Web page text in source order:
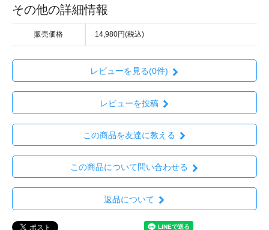
その他の詳細情報
販売価格 14,980円(税込)
レビューを見る(0件)
レビューを投稿
この商品を友達に教える
この商品について問い合わせる
返品について